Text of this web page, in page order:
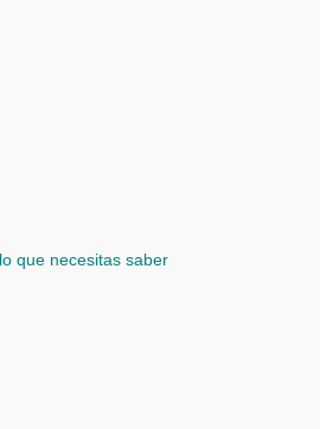
que necesitas saber